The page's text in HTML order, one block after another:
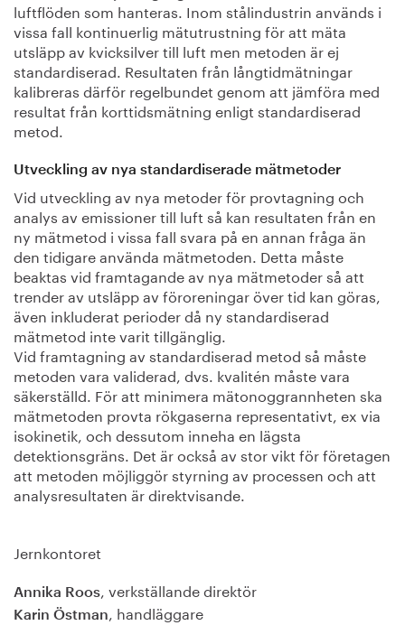
luftflöden som hanteras. Inom stålindustrin används i
vissa fall kontinuerlig mätutrustning för att mäta
utsläpp av kvicksilver till luft men metoden är ej
standardiserad. Resultaten från långtidmätningar
kalibreras därför regelbundet genom att jämföra med
resultat från korttidsmätning enligt standardiserad
metod.
Utveckling av nya standardiserade mätmetoder
Vid utveckling av nya metoder för provtagning och
analys av emissioner till luft så kan resultaten från en
ny mätmetod i vissa fall svara på en annan fråga än
den tidigare använda mätmetoden. Detta måste
beaktas vid framtagande av nya mätmetoder så att
trender av utsläpp av föroreningar över tid kan göras,
även inkluderat perioder då ny standardiserad
mätmetod inte varit tillgänglig.
Vid framtagning av standardiserad metod så måste
metoden vara validerad, dvs. kvalitén måste vara
säkerställd. För att minimera mätonoggrannheten ska
mätmetoden provta rökgaserna representativt, ex via
isokinetik, och dessutom inneha en lägsta
detektionsgräns. Det är också av stor vikt för företagen
att metoden möjliggör styrning av processen och att
analysresultaten är direktvisande.
Jernkontoret
Annika Roos , verkställande direktör
Karin Östman , handläggare